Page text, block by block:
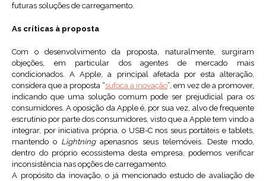
futuras soluções de carregamento.
As críticas à proposta
Com o desenvolvimento da proposta, naturalmente, surgiram
objeções, em particular dos agentes de mercado mais
condicionados. A Apple, a principal afetada por esta alteração,
considera que a proposta “sufoca a inovação”, em vez de a promover,
indicando que uma solução comum pode ser prejudicial para os
consumidores. A oposição da Apple é, por sua vez, alvo de frequente
escrutínio por parte dos consumidores, visto que a Apple tem vindo a
integrar, por iniciativa própria, o USB-C nos seus portáteis e tablets,
mantendo o Lightningapenasnos seus telemóveis. Deste modo,
dentro do próprio ecossistema desta empresa, podemos verificar
inconsistência nas opções de carregamento.
A propósito da inovação, o já mencionado estudo de avaliação de